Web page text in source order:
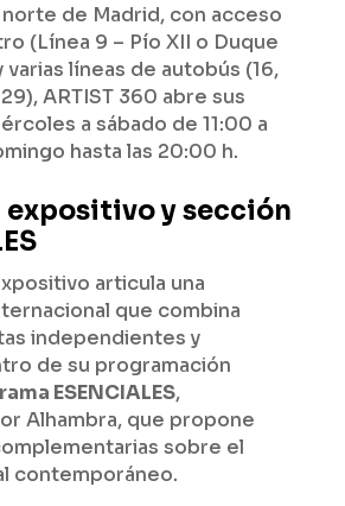
de Madrid, con acceso
(Línea 9 – Pío XII o Duque
varias líneas de autobús (16,
ARTIST 360 abre sus
a sábado de 11:00 a
hasta las 20:00 h.
expositivo y sección
articula una
que combina
independientes y
de su programación
ESENCIALES,
Alhambra, que propone
sobre el
contemporáneo.